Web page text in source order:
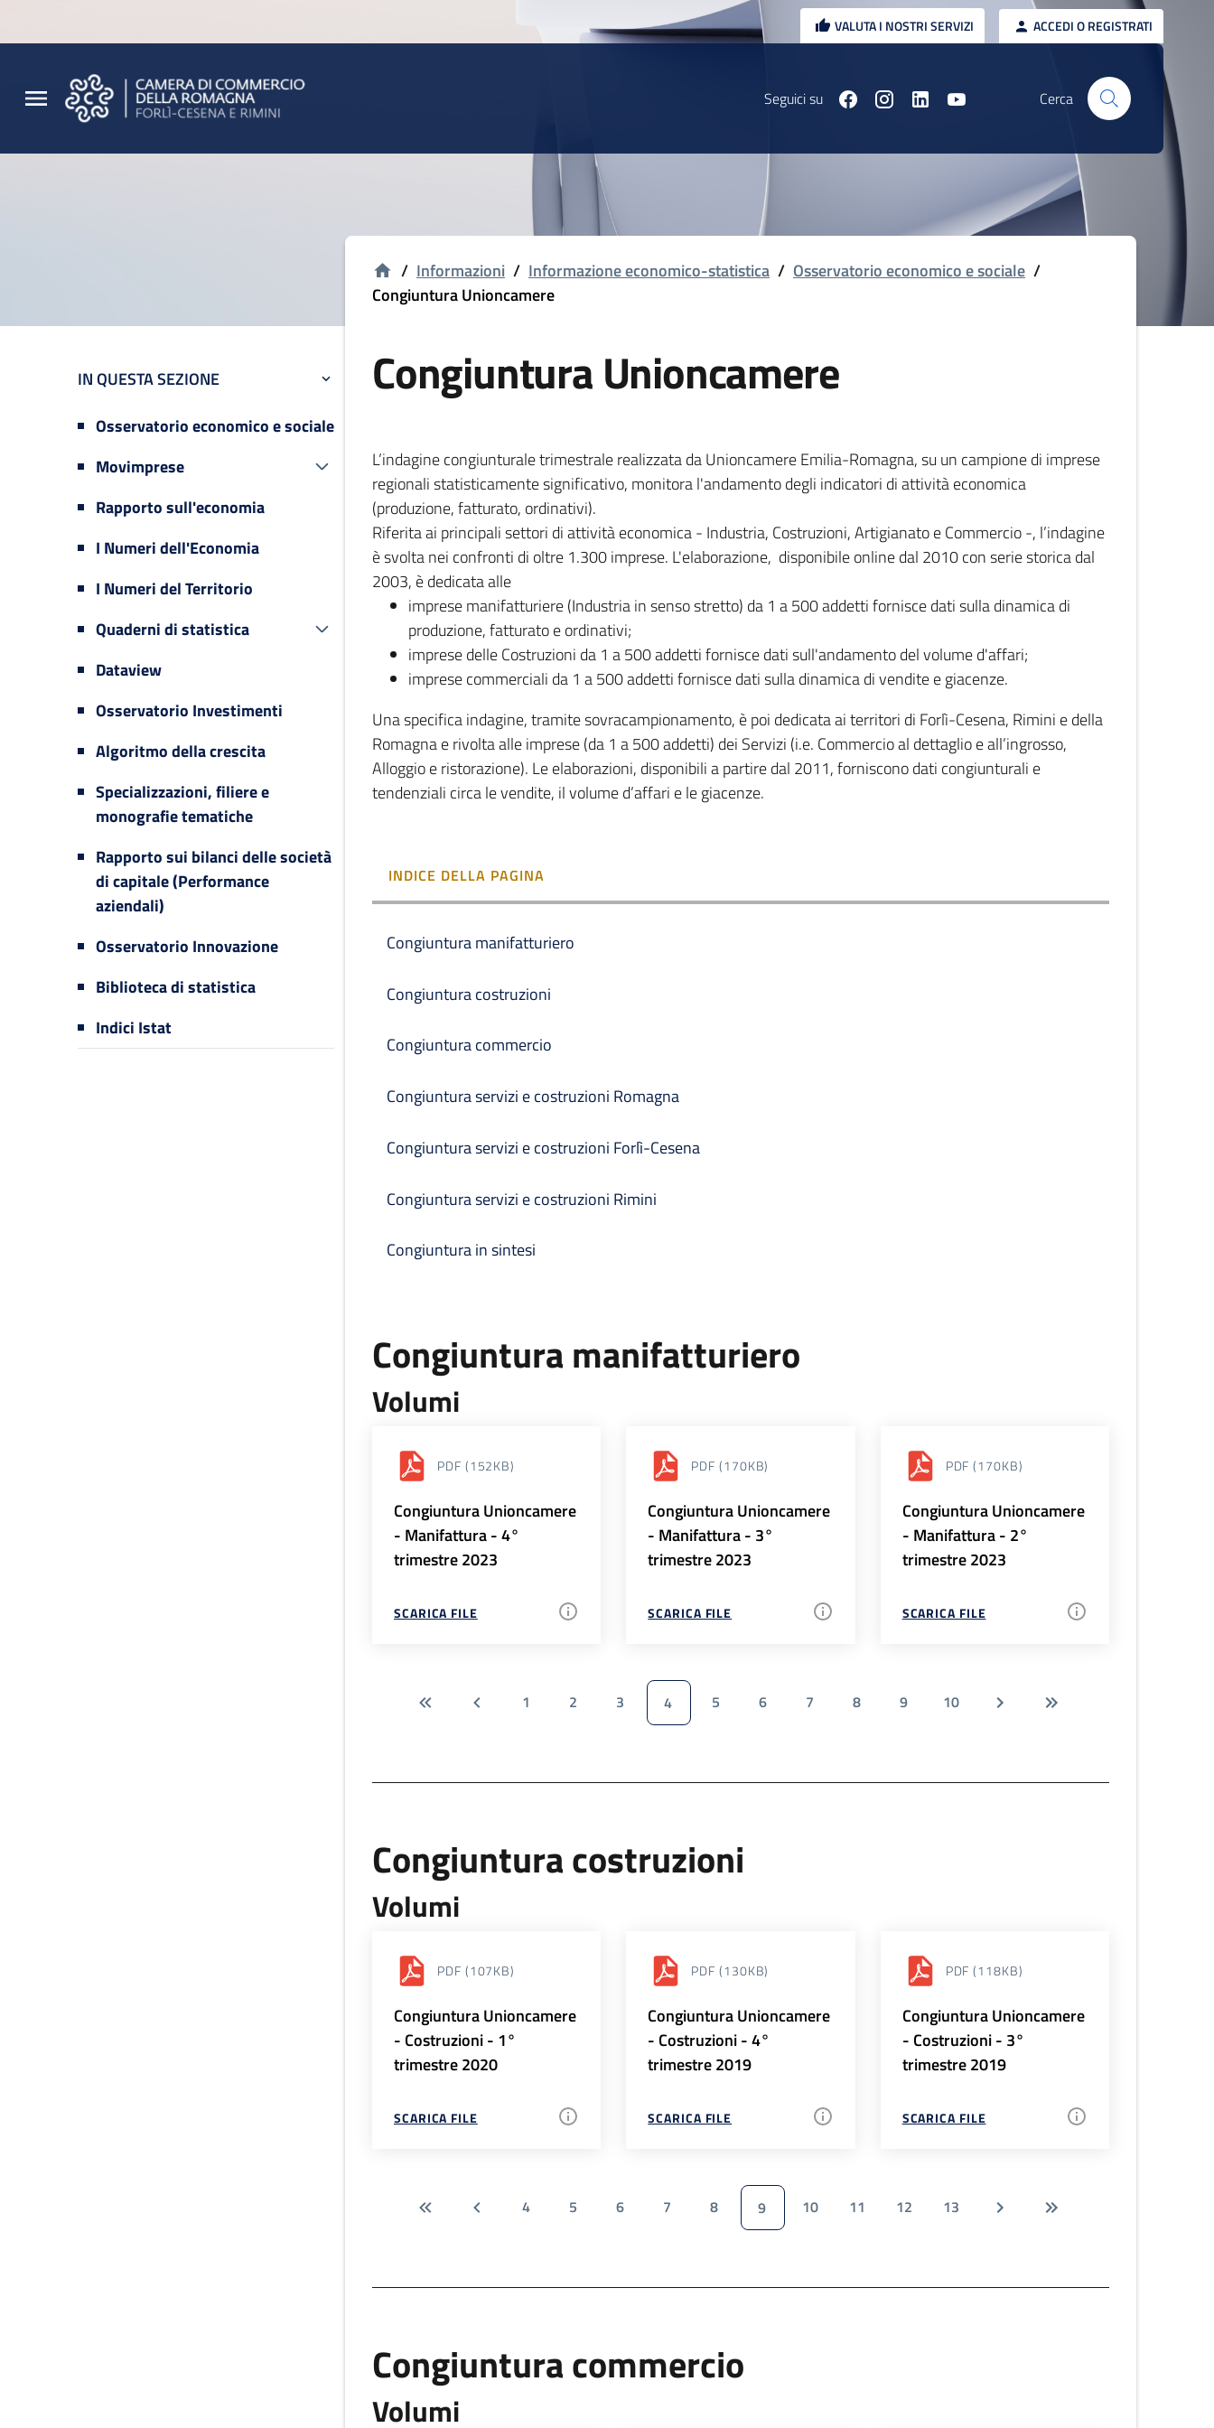
VALUTA I NOSTRI SERVIZI ACCEDI O REGISTRATI
Seguici su Cerca
IN QUESTA SEZIONE
Osservatorio economico e sociale
Movimprese
Rapporto sull'economia
I Numeri dell'Economia
I Numeri del Territorio
Quaderni di statistica
Dataview
Osservatorio Investimenti
Algoritmo della crescita
Specializzazioni, filiere e
monografie tematiche
Rapporto sui bilanci delle società
di capitale (Performance
aziendali)
Osservatorio Innovazione
Biblioteca di statistica
Indici Istat
/ Informazioni / Informazione economico-statistica / Osservatorio economico e sociale /
Congiuntura Unioncamere
Congiuntura Unioncamere
L’indagine congiunturale trimestrale realizzata da Unioncamere Emilia-Romagna, su un campione di imprese
regionali statisticamente significativo, monitora l'andamento degli indicatori di attività economica
(produzione, fatturato, ordinativi).
Riferita ai principali settori di attività economica - Industria, Costruzioni, Artigianato e Commercio -, l’indagine
è svolta nei confronti di oltre 1.300 imprese. L'elaborazione, disponibile online dal 2010 con serie storica dal
2003, è dedicata alle
imprese manifatturiere (Industria in senso stretto) da 1 a 500 addetti fornisce dati sulla dinamica di
produzione, fatturato e ordinativi;
imprese delle Costruzioni da 1 a 500 addetti fornisce dati sull'andamento del volume d'affari;
imprese commerciali da 1 a 500 addetti fornisce dati sulla dinamica di vendite e giacenze.
Una specifica indagine, tramite sovracampionamento, è poi dedicata ai territori di Forlì-Cesena, Rimini e della
Romagna e rivolta alle imprese (da 1 a 500 addetti) dei Servizi (i.e. Commercio al dettaglio e all’ingrosso,
Alloggio e ristorazione). Le elaborazioni, disponibili a partire dal 2011, forniscono dati congiunturali e
tendenziali circa le vendite, il volume d’affari e le giacenze.
INDICE DELLA PAGINA
Congiuntura manifatturiero
Congiuntura costruzioni
Congiuntura commercio
Congiuntura servizi e costruzioni Romagna
Congiuntura servizi e costruzioni Forlì-Cesena
Congiuntura servizi e costruzioni Rimini
Congiuntura in sintesi
Congiuntura manifatturiero
Volumi
PDF (152KB)
Congiuntura Unioncamere
- Manifattura - 4°
trimestre 2023
SCARICA FILE
PDF (170KB)
Congiuntura Unioncamere
- Manifattura - 3°
trimestre 2023
SCARICA FILE
PDF (170KB)
Congiuntura Unioncamere
- Manifattura - 2°
trimestre 2023
SCARICA FILE
1 2 3 4 5 6 7 8 9 10
Congiuntura costruzioni
Volumi
PDF (107KB)
Congiuntura Unioncamere
- Costruzioni - 1°
trimestre 2020
SCARICA FILE
PDF (130KB)
Congiuntura Unioncamere
- Costruzioni - 4°
trimestre 2019
SCARICA FILE
PDF (118KB)
Congiuntura Unioncamere
- Costruzioni - 3°
trimestre 2019
SCARICA FILE
4 5 6 7 8 9 10 11 12 13
Congiuntura commercio
Volumi